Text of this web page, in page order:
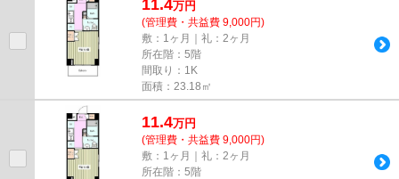
11.4万円
(管理費・共益費 9,000円)
敷：1ヶ月｜礼：2ヶ月
所在階：5階
間取り：1K
面積：23.18㎡
11.4万円
(管理費・共益費 9,000円)
敷：1ヶ月｜礼：2ヶ月
所在階：5階